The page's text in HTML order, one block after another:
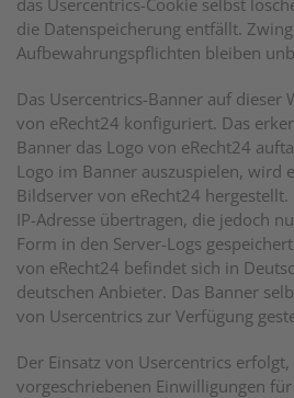
das Usercentrics-Cookie selbst
die Datenspeicherung entfällt.
Aufbewahrungspflichten bleiben
Das Usercentrics-Banner auf dieser
von eRecht24 konfiguriert. Das
Banner das Logo von eRecht24
Logo im Banner auszuspielen, wird
Bildserver von eRecht24
IP-Adresse übertragen, die jedoch
Form in den Server-Logs
von eRecht24 befindet sich in
deutschen Anbieter. Das Banner
von Usercentrics zur Verfügung
Der Einsatz von Usercentrics
vorgeschriebenen Einwilligungen